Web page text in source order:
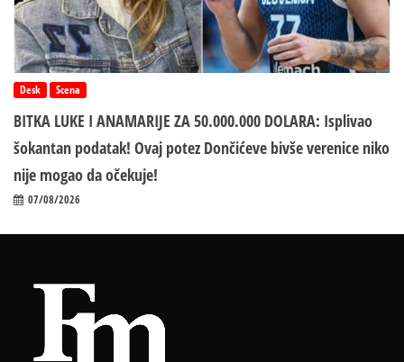
Desk Scena
BITKA LUKE I ANAMARIJE ZA 50.000.000 DOLARA: Isplivao
šokantan podatak! Ovaj potez Dončićeve bivše verenice niko
nije mogao da očekuje!
07/08/2026